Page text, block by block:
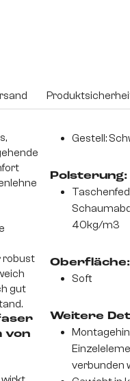
robust
gut
von
Gestell:
Polsterung:
40kg/m3
Oberfläche:
Soft
Weitere
verbunden